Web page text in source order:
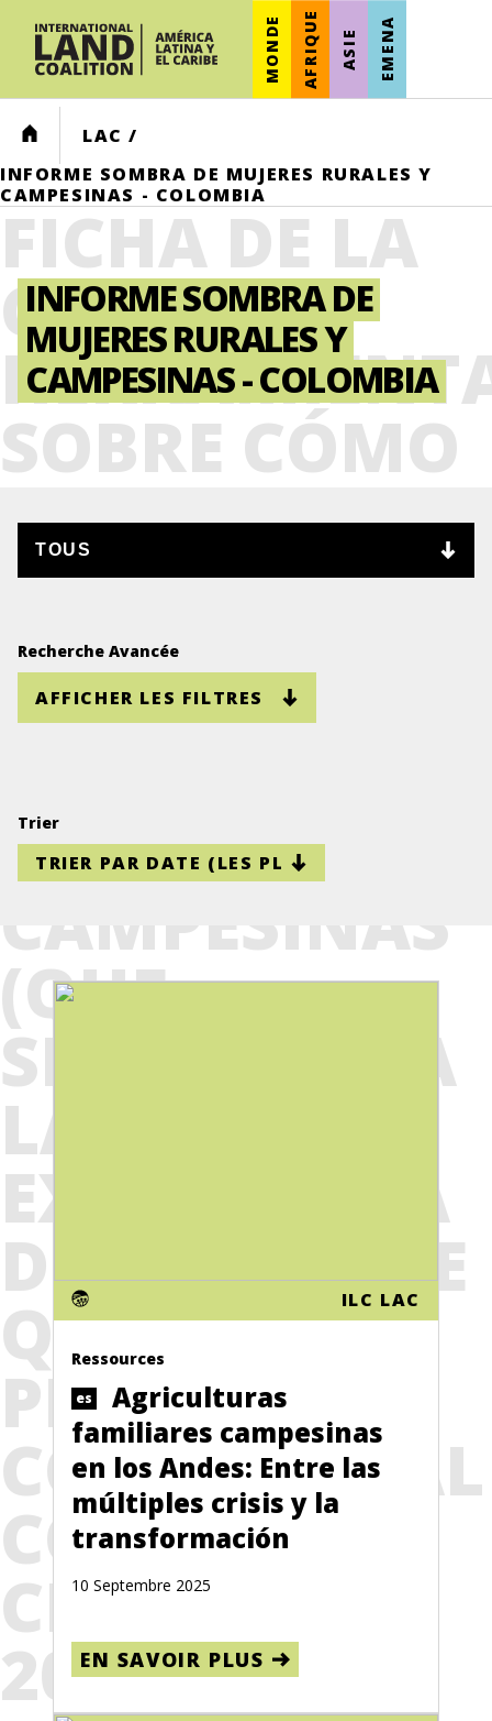
MONDE AFRIQUE ASIE EMENA
HOME LAC /
INFORME SOMBRA DE MUJERES RURALES Y
CAMPESINAS - COLOMBIA
FICHA DE LA
CAJA DE
SOBRE CÓMO
HACER UN
INFORME
SOMBRA
ESPECÍFICO DE
RURALES Y
CAMPESINAS
(QUE
SISTEMATIZA
LA
EXPERIENCIA
DEL INFORME
QUE
PRESENTÓ
COLOMBIA AL
COMITÉ
CEDAW EN
2019)
INFORME SOMBRA DE
MUJERES RURALES Y
CAMPESINAS - COLOMBIA
Recherche Avancée
AFFICHER LES FILTRES
Trier
ILC LAC
Ressources
es
Agriculturas
familiares campesinas
en los Andes: Entre las
múltiples crisis y la
transformación
10 Septembre 2025
EN SAVOIR PLUS